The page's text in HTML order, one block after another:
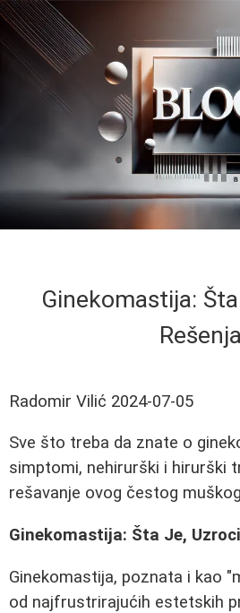
Ginekomastija:
Rešenja
Radomir Vilić 2024-07-05
Sve što treba da znate o
simptomi, nehirurški i hirurški
rešavanje ovog čestog
Ginekomastija: Šta Je,
Ginekomastija, poznata i kao
od najfrustrirajućih estetskih